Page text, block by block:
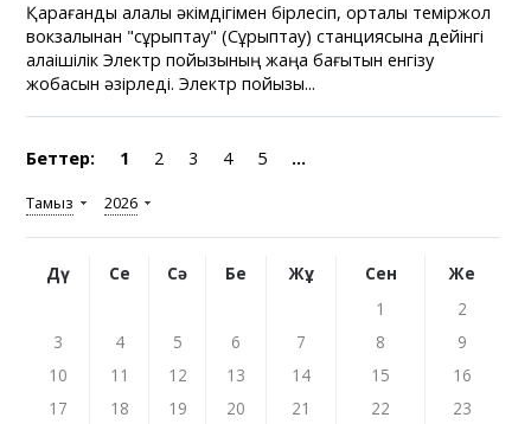
Қарағанды қалалық әкімдігімен бірлесіп, орталық теміржол
вокзалынан "сұрыптау" (Сұрыптау) станциясына дейінгі
қалаішілік Электр пойызының жаңа бағытын енгізу
жобасын әзірледі. Электр пойызы...
Беттер: 1 2 3 4 5 ...
Тамыз 2026
Дү Се Сә Бе Жұ Сен
Же
1
2
3
4 5 6 7 8
9
10
11 12 13 14 15
16
17
18 19 20 21 22
23